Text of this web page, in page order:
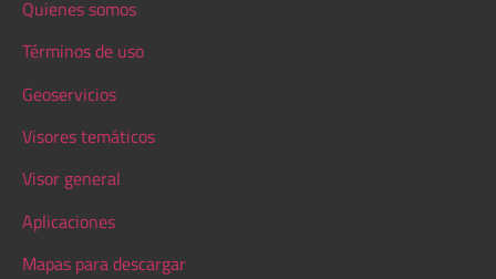
Quienes somos
Términos de uso
Geoservicios
Visores temáticos
Visor general
Aplicaciones
Mapas para descargar